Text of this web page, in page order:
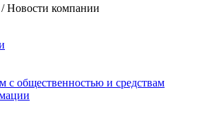
/ Новости компании
с общественностью и средствам